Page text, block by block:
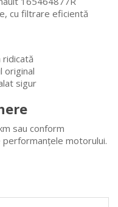
cu filtrare eficientă
ridicată
original
sigur
sau conform
performanțele motorului.